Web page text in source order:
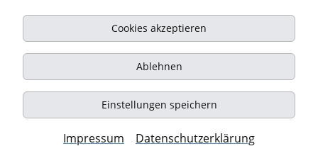
Cookies akzeptieren
Ablehnen
Einstellungen speichern
Impressum Datenschutzerklärung
Impressum
Datenschutz
Kontakt